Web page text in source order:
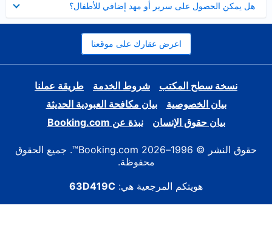
هل يمكن الحصول على سرير أو مهد إضافي للأطفال؟
مصغر
اعرض عقارك على موقعنا
نسخة سطح المكتب شروط الخدمة
طريقة عملنا
بيان الخصوصية
بيان مكافحة العبودية الحديثة
بيان حقوق الإنسان
نبذة عن Booking.com
حقوق النشر © 1996–2026 Booking.com™. جميع الحقوق
محفوظة.
هويتكم المرجعية هي: 63D419C